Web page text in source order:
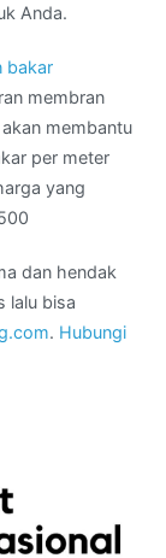
Anda.
bakar
membran
membantu
per meter
yang
dan hendak
lalu bisa
. Hubungi